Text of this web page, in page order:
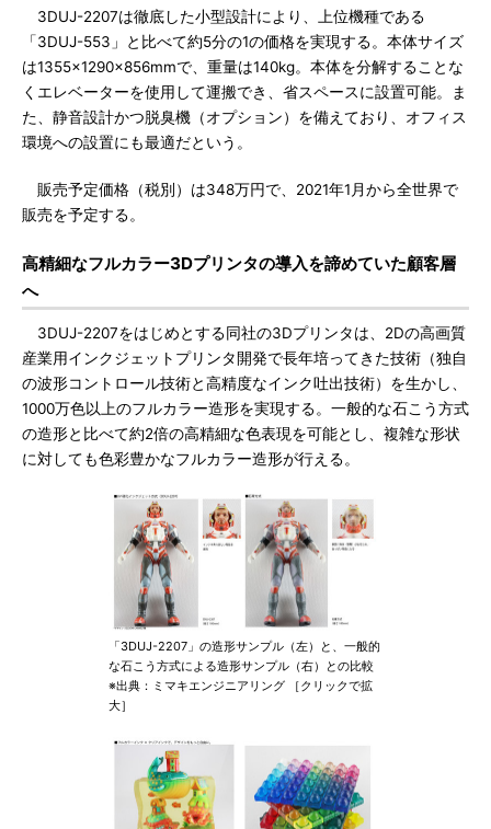
3DUJ-2207は徹底した小型設計により、上位機種である
「3DUJ-553」と比べて約5分の1の価格を実現する。本体サイズ
は1355×1290×856mmで、重量は140kg。本体を分解することな
くエレベーターを使用して運搬でき、省スペースに設置可能。ま
た、静音設計かつ脱臭機（オプション）を備えており、オフィス
環境への設置にも最適だという。
販売予定価格（税別）は348万円で、2021年1月から全世界で
販売を予定する。
高精細なフルカラー3Dプリンタの導入を諦めていた顧客層
へ
3DUJ-2207をはじめとする同社の3Dプリンタは、2Dの高画質
産業用インクジェットプリンタ開発で長年培ってきた技術（独自
の波形コントロール技術と高精度なインク吐出技術）を生かし、
1000万色以上のフルカラー造形を実現する。一般的な石こう方式
の造形と比べて約2倍の高精細な色表現を可能とし、複雑な形状
に対しても色彩豊かなフルカラー造形が行える。
「3DUJ-2207」の造形サンプル（左）と、一般的
な石こう方式による造形サンプル（右）との比較
※出典：ミマキエンジニアリング ［クリックで拡
大］